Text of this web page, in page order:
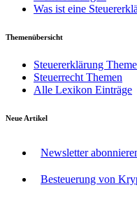
Was ist eine
Themenübersicht
Steuererklärung
Steuerrecht Themen
Alle Lexikon Einträge
Neue Artikel
Newsletter
Besteuerung von